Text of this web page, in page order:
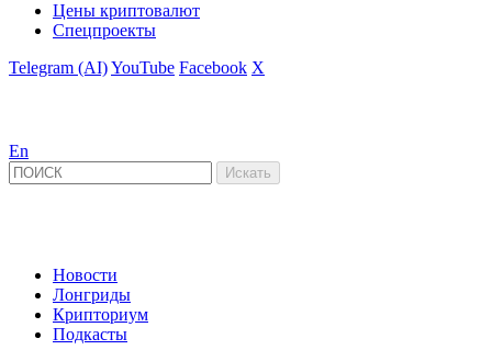
Цены криптовалют
Спецпроекты
Telegram (AI)YouTube Facebook X
En
Новости
Лонгриды
Крипториум
Подкасты